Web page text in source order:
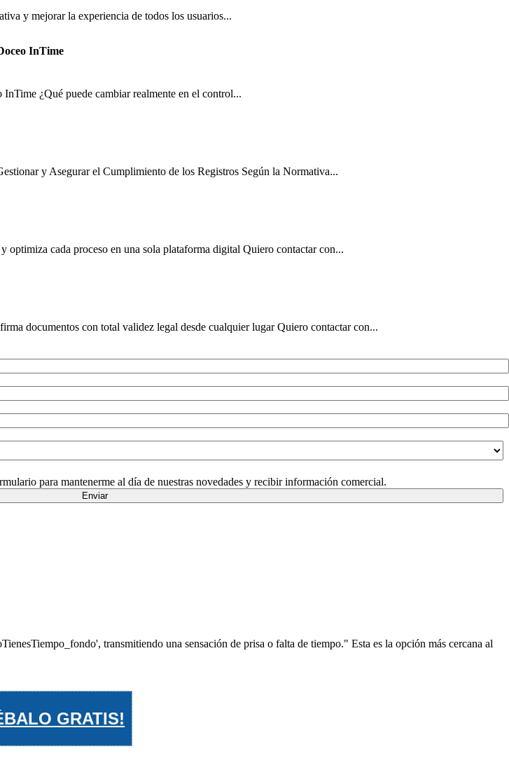
y mejorar la experiencia de todos los usuarios...
InTime
¿Qué puede cambiar realmente en el control...
y Asegurar el Cumplimiento de los Registros Según la Normativa...
cada proceso en una sola plataforma digital Quiero contactar con...
documentos con total validez legal desde cualquier lugar Quiero contactar con...
para mantenerme al día de nuestras novedades y recibir información comercial.
GRATIS!